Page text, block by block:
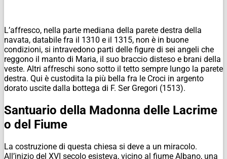
L’affresco, nella parte mediana della parete destra della
navata, databile fra il 1310 e il 1315, non è in buone
condizioni, si intravedono parti delle figure di sei angeli che
reggono il manto di Maria, il suo braccio disteso e brani della
veste. Altri affreschi sono sotto il tetto sempre lungo la parete
destra. Qui è custodita la più bella fra le Croci in argento
dorato uscite dalla bottega di F. Ser Gregori (1513).
Santuario della Madonna delle Lacrime
o del Fiume
La costruzione di questa chiesa si deve a un miracolo.
All’inizio del XVI secolo esisteva, vicino al fiume Albano, una